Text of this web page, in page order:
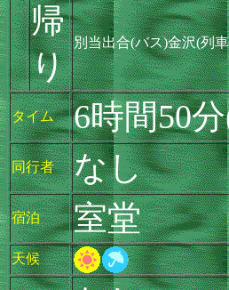
帰
り
別当出合(バス)金沢(列
タイム 6時間50
同行者 なし
宿泊 室堂
天候